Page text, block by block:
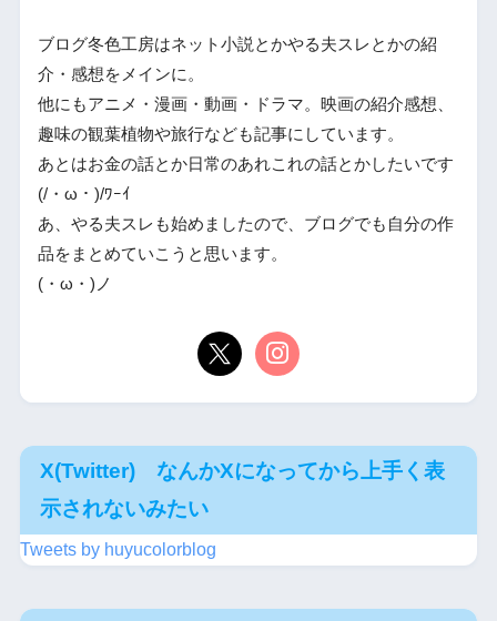
ブログ冬色工房はネット小説とかやる夫スレとかの紹
介・感想をメインに。
他にもアニメ・漫画・動画・ドラマ。映画の紹介感想、
趣味の観葉植物や旅行なども記事にしています。
あとはお金の話とか日常のあれこれの話とかしたいです
(/・ω・)/ﾜｰｲ
あ、やる夫スレも始めましたので、ブログでも自分の作
品をまとめていこうと思います。
(・ω・)ノ
X(Twitter) なんかXになってから上手く表
示されないみたい
Tweets by huyucolorblog